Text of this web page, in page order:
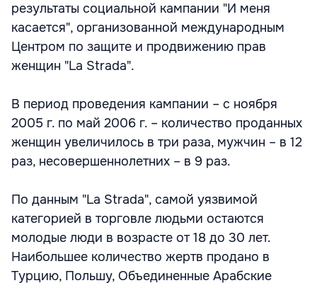
результаты социальной кампании "И меня
касается", организованной международным
Центром по защите и продвижению прав
женщин "La Strada".
В период проведения кампании – с ноября
2005 г. по май 2006 г. – количество проданных
женщин увеличилось в три раза, мужчин – в 12
раз, несовершеннолетних – в 9 раз.
По данным "La Strada", самой уязвимой
категорией в торговле людьми остаются
молодые люди в возрасте от 18 до 30 лет.
Наибольшее количество жертв продано в
Турцию, Польшу, Объединенные Арабские